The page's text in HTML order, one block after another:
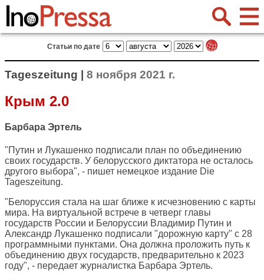
Статьи по дате
Tageszeitung | 8 ноября 2021 г.
Крым 2.0
Барбара Эртель
"Путин и Лукашенко подписали план по объединению
своих государств. У белорусского диктатора не осталось
другого выбора", - пишет немецкое издание Die
Tageszeitung.
"Белоруссия стала на шаг ближе к исчезновению с карты
мира. На виртуальной встрече в четверг главы
государств России и Белоруссии Владимир Путин и
Александр Лукашенко подписали "дорожную карту" с 28
программными пунктами. Она должна проложить путь к
объединению двух государств, предварительно к 2023
году", - передает журналистка Барбара Эртель.